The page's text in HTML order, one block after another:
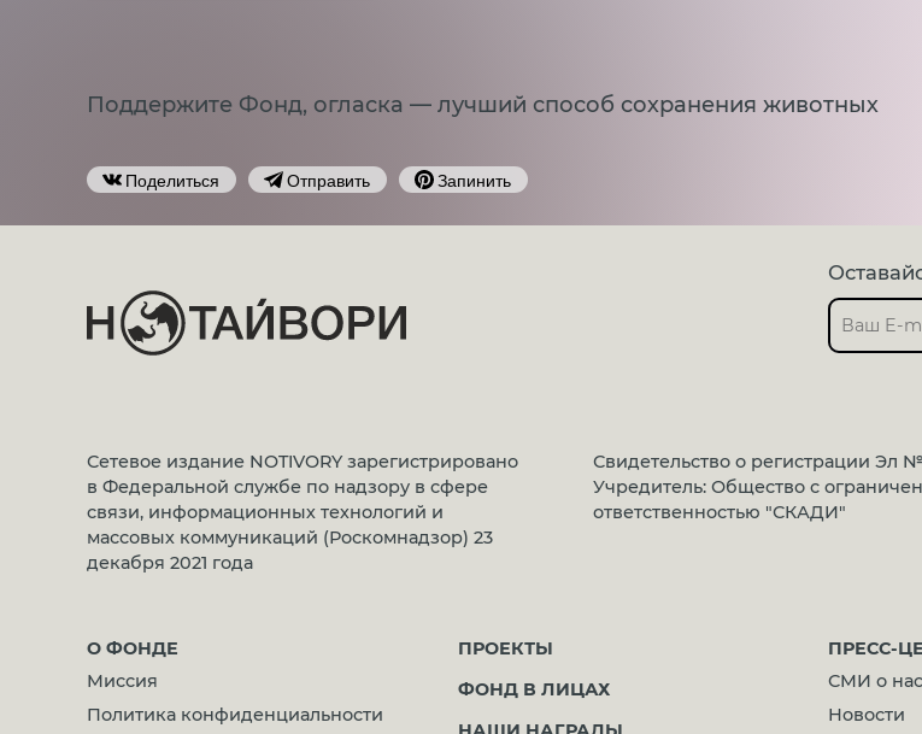
Поддержите Фонд, огласка — лучший способ сохранения животных
Поделиться Отправить Запинить
Сетевое издание NOTIVORY зарегистрировано
в Федеральной службе по надзору в сфере
связи, информационных технологий и
массовых коммуникаций (Роскомнадзор) 23
декабря 2021 года
Свидетельство о регистрации Эл
Учредитель: Общество с
ответственностью "СКАДИ"
О ФОНДЕ
Миссия
Политика конфиденциальности
ПРОЕКТЫ
ФОНД В ЛИЦАХ
ПРЕСС-
СМИ о нас
Новости